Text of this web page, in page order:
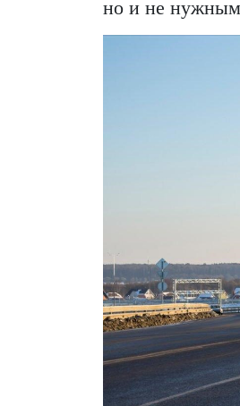
проект. При
затраты на
Сейчас
работы
стали
полезными,
замыслов.
но и не